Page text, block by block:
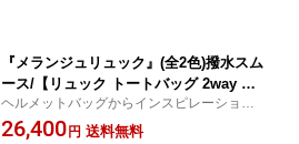
『メランジュリュック』(全2色)撥水スム
ース/【リュック トートバッグ 2way 撥
水 A4 ペットボトル バックパック 汚れ
に強い 縦 持ち手】【AGILITY affa(アジ
ヘルメットバッグからインスピレーション
を得た2way仕様のトート＆リュック
26,400 円 送料無料